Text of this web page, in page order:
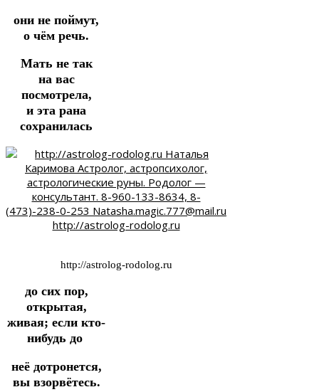
они не поймут,
о чём речь.
Мать не так
на вас
посмотрела,
и эта рана
сохранилась
http://astrolog-rodolog.ru
до сих пор,
открытая,
живая; если кто-
нибудь до
неё дотронется,
вы взорвётесь.